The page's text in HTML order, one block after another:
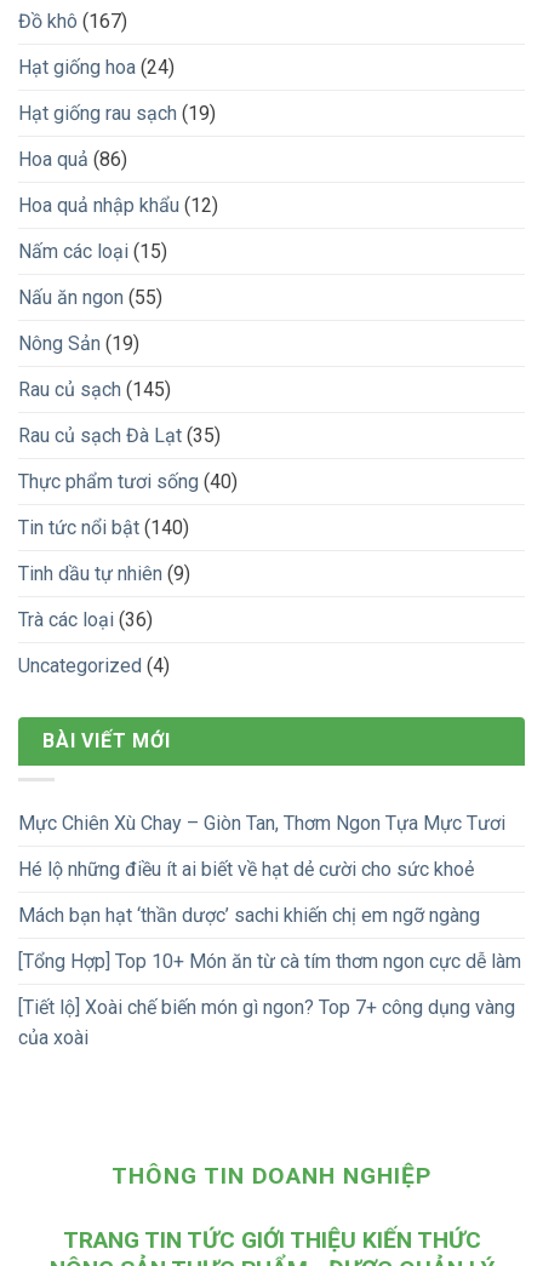
Đồ khô (167)
Hạt giống hoa (24)
Hạt giống rau sạch (19)
Hoa quả (86)
Hoa quả nhập khẩu (12)
Nấm các loại (15)
Nấu ăn ngon (55)
Nông Sản (19)
Rau củ sạch (145)
Rau củ sạch Đà Lạt (35)
Thực phẩm tươi sống (40)
Tin tức nổi bật (140)
Tinh dầu tự nhiên (9)
Trà các loại (36)
Uncategorized (4)
BÀI VIẾT MỚI
Mực Chiên Xù Chay – Giòn Tan, Thơm Ngon Tựa Mực Tươi
Hé lộ những điều ít ai biết về hạt dẻ cười cho sức khoẻ
Mách bạn hạt ‘thần dược’ sachi khiến chị em ngỡ ngàng
[Tổng Hợp] Top 10+ Món ăn từ cà tím thơm ngon cực dễ làm
[Tiết lộ] Xoài chế biến món gì ngon? Top 7+ công dụng vàng
của xoài
THÔNG TIN DOANH NGHIỆP
TRANG TIN TỨC GIỚI THIỆU KIẾN THỨC